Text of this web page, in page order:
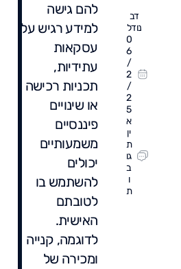
דב
נודל
0
6
/
2
/
2
5
א
ין
ת
גו
ב
ו
ת
להם גישה
למידע רגיש על
עסקאות
עתידיות,
תכניות רכישה
או שינויים
פיננסיים
משמעותיים
יכולים
להשתמש בו
לטובתם
האישית.
לדוגמה, קנייה
ומכירה של